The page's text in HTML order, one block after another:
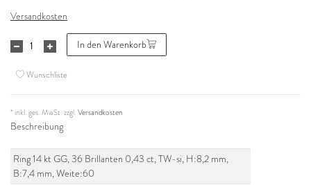
Versandkosten
In den Warenkorb
Wunschliste
* inkl. ges. MwSt. zzgl.Versandkosten
Beschreibung
Ring 14 kt GG, 36 Brillanten 0,43 ct, TW-si, H:8,2 mm,
B:7,4 mm, Weite:60